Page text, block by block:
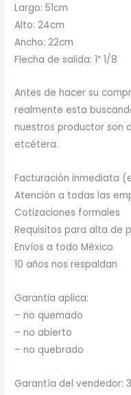
Largo: 51cm
Alto: 24cm
Ancho: 22cm
Flecha de salida: 1″ 1/8
Antes de hacer su
realmente esta
nuestros productor son
etcétera.
Facturación inmediata
Atención a todas las
Cotizaciones formales
Requisitos para alta de
Envíos a todo México
10 años nos respaldan
Garantia aplica:
– no quemado
– no abierto
– no quebrado
Garantía del vendedor: